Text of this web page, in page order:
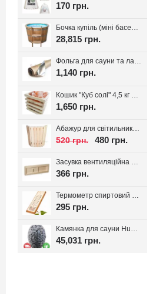
170 грн.
Бочка купіль (міні басейн) з дуба + PP вставка
28,815 грн.
Фольга для сауни та лазні на паперовій основі, 30 м.кв. Україна
1,140 грн.
1,650 грн.
520 грн. 480 грн.
366 грн.
295 грн.
Камянка для сауни Huum Drop 9 кВт
45,031 грн.